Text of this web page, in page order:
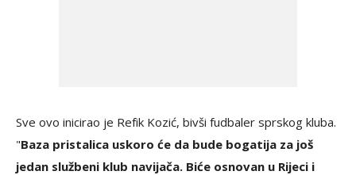
Sve ovo inicirao je Refik Kozić, bivši fudbaler sprskog kluba.
"Baza pristalica uskoro će da bude bogatija za još
jedan službeni klub navijača. Biće osnovan u Rijeci i